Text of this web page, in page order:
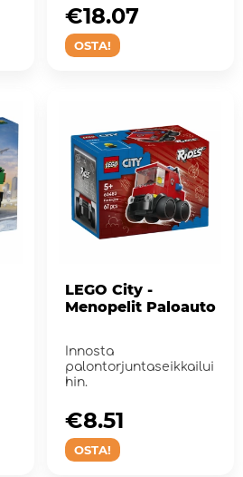
avulla.
OSTA!
€18.07
LEGO City -
Menopelit Paloauto
Innosta
palontorjuntaseikkailui
hin.
OSTA!
€8.51